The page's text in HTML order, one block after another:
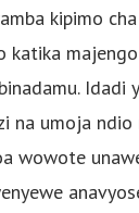
kipimo
katika
Idadi
na umoja
wowote